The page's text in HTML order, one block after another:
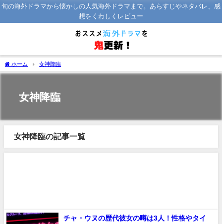
旬の海外ドラマから懐かしの人気海外ドラマまで。あらすじやネタバレ、感
想をくわしくレビュー
ホーム 女神降臨
女神降臨
女神降臨の記事一覧
チャ・ウヌの歴代彼女の噂は3人！性格やタイ